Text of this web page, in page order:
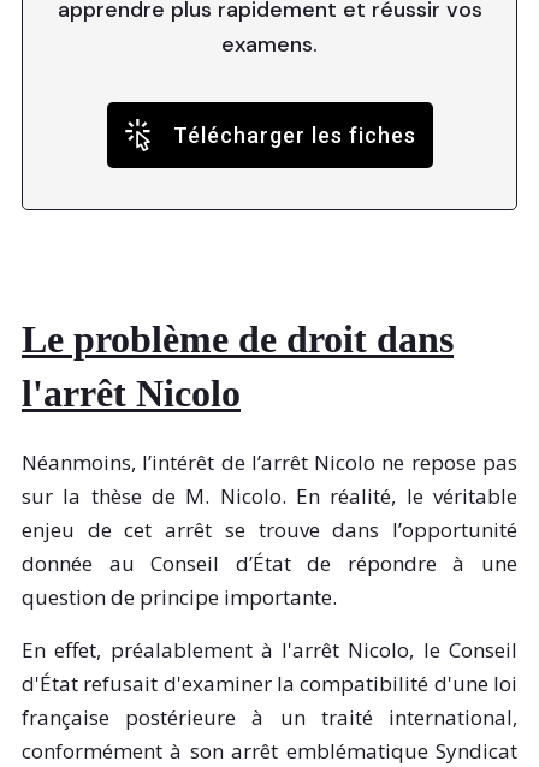
apprendre plus rapidement et réussir vos
examens.
Télécharger les fiches
Le problème de droit dans
l'arrêt Nicolo
Néanmoins, l’intérêt de l’arrêt Nicolo ne repose pas
sur la thèse de M. Nicolo. En réalité, le véritable
enjeu de cet arrêt se trouve dans l’opportunité
donnée au Conseil d’État de répondre à une
question de principe importante.
En effet, préalablement à l'arrêt Nicolo, le Conseil
d'État refusait d'examiner la compatibilité d'une loi
française postérieure à un traité international,
conformément à son arrêt emblématique Syndicat